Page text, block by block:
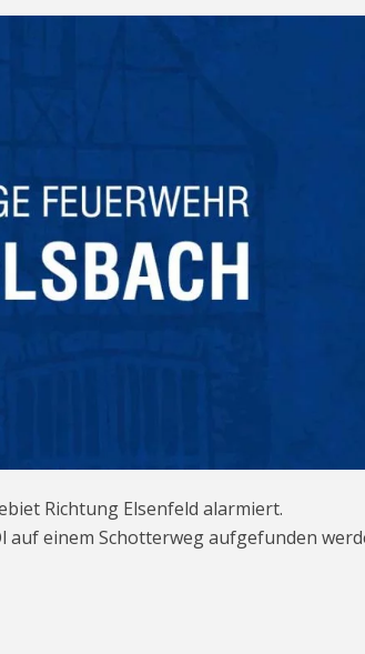
Richtung Elsenfeld alarmiert.
auf einem Schotterweg aufgefunden